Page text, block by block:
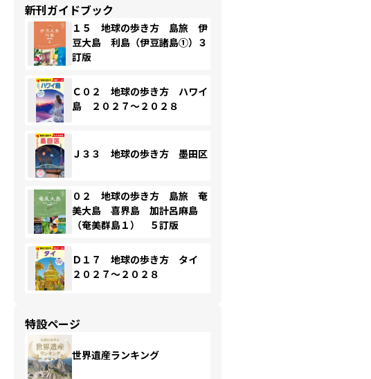
新刊ガイドブック
１５ 地球の歩き方 島旅 伊
豆大島 利島（伊豆諸島①）３
訂版
Ｃ０２ 地球の歩き方 ハワイ
島 ２０２７～２０２８
Ｊ３３ 地球の歩き方 墨田区
０２ 地球の歩き方 島旅 奄
美大島 喜界島 加計呂麻島
（奄美群島１） ５訂版
Ｄ１７ 地球の歩き方 タイ
２０２７～２０２８
特設ページ
世界遺産ランキング